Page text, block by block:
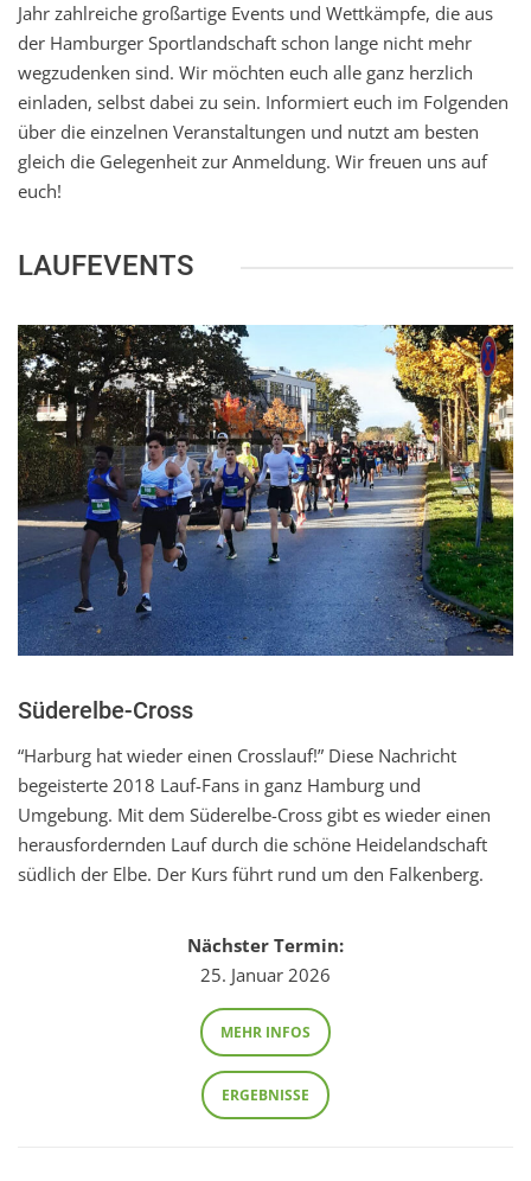
Jahr zahlreiche großartige Events und Wettkämpfe, die aus
der Hamburger Sportlandschaft schon lange nicht mehr
wegzudenken sind. Wir möchten euch alle ganz herzlich
einladen, selbst dabei zu sein. Informiert euch im Folgenden
über die einzelnen Veranstaltungen und nutzt am besten
gleich die Gelegenheit zur Anmeldung. Wir freuen uns auf
euch!
LAUFEVENTS
Süderelbe-Cross
“Harburg hat wieder einen Crosslauf!” Diese Nachricht
begeisterte 2018 Lauf-Fans in ganz Hamburg und
Umgebung. Mit dem Süderelbe-Cross gibt es wieder einen
herausfordernden Lauf durch die schöne Heidelandschaft
südlich der Elbe. Der Kurs führt rund um den Falkenberg.
Nächster Termin:
25. Januar 2026
MEHR INFOS
ERGEBNISSE